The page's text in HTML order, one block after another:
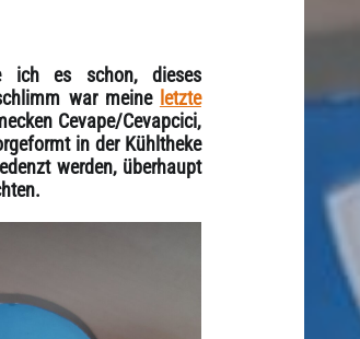
ich es schon, dieses
war meine letzte
Cevape/Cevapcici,
in der Kühltheke
werden, überhaupt